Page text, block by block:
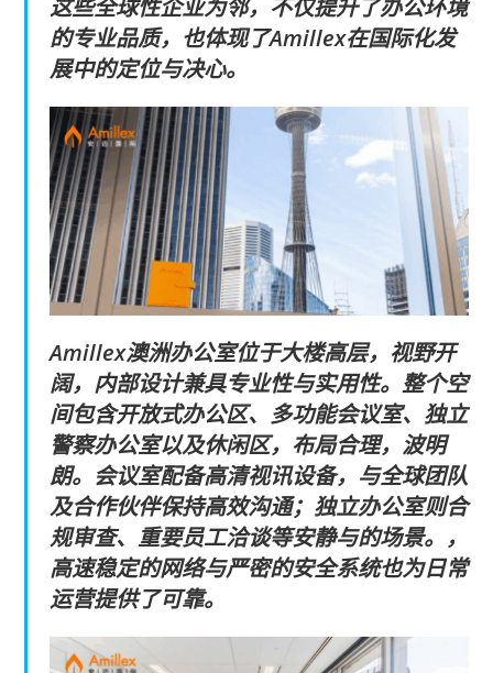
这些全球性企业为邻，不仅提升了办公环境
的专业品质，也体现了Amillex在国际化发
展中的定位与决心。
Amillex澳洲办公室位于大楼高层，视野开
阔，内部设计兼具专业性与实用性。整个空
间包含开放式办公区、多功能会议室、独立
警察办公室以及休闲区，布局合理，波明
朗。会议室配备高清视讯设备，与全球团队
及合作伙伴保持高效沟通；独立办公室则合
规审查、重要员工洽谈等安静与的场景。，
高速稳定的网络与严密的安全系统也为日常
运营提供了可靠。